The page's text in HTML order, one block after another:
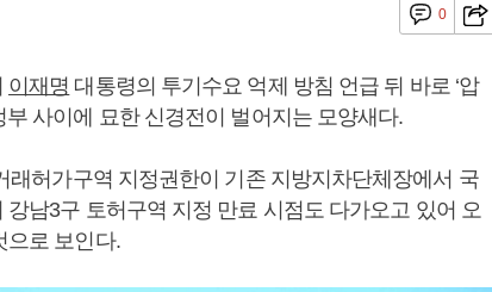
0
이재명 대통령의 투기수요 억제 방침 언급 뒤 바로 ‘압
사이에 묘한 신경전이 벌어지는 모양새다.
래허가구역 지정권한이 기존 지방지차단체장에서 국
남3구 토허구역 지정 만료 시점도 다가오고 있어 오
으로 보인다.